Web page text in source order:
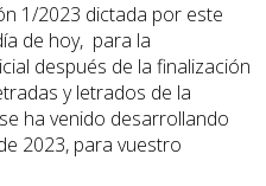
1/2023 dictada por este
de hoy, para la
después de la finalización
y letrados de la
ha venido desarrollando
2023, para vuestro